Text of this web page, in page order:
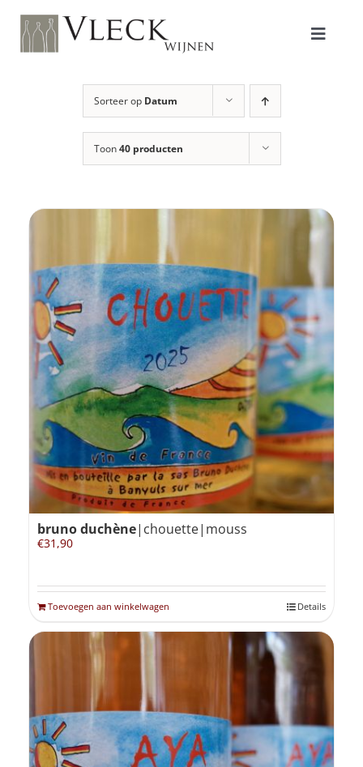
inhoud
Toggle
Over ons/Filosofie
Proeverijen
Contact
Winkelmand 0
Mijn Account
Zoeken
naar:
Sorteer op Datum
Toon40 producten
bruno duchène|chouette|mouss
€31,90
Toevoegen aan winkelwagen Details